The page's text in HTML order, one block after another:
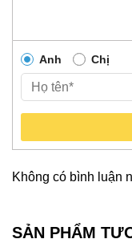
Anh Chị
Không có bình luận
SẢN PHẨM